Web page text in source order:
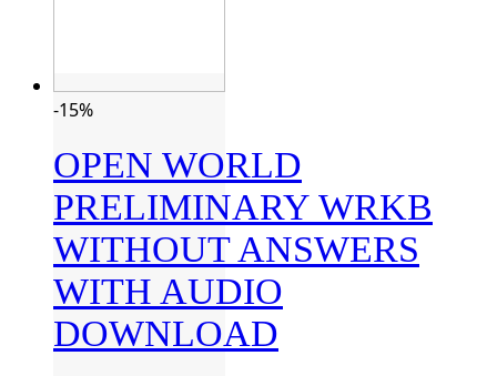
-15%
OPEN WORLD
PRELIMINARY WRKB
WITHOUT ANSWERS
WITH AUDIO
DOWNLOAD